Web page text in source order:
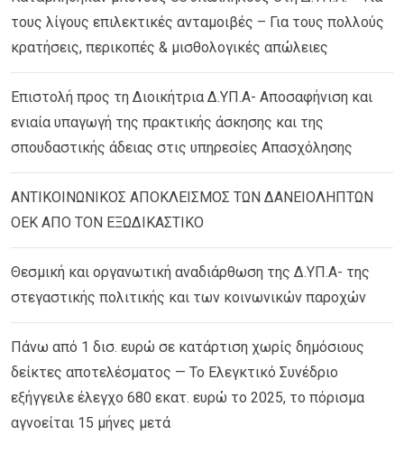
τους λίγους επιλεκτικές ανταμοιβές – Για τους πολλούς
κρατήσεις, περικοπές & μισθολογικές απώλειες
Επιστολή προς τη Διοικήτρια Δ.ΥΠ.Α- Αποσαφήνιση και
ενιαία υπαγωγή της πρακτικής άσκησης και της
σπουδαστικής άδειας στις υπηρεσίες Απασχόλησης
ΑΝΤΙΚΟΙΝΩΝΙΚΟΣ ΑΠΟΚΛΕΙΣΜΟΣ ΤΩΝ ΔΑΝΕΙΟΛΗΠΤΩΝ
ΟΕΚ ΑΠΟ ΤΟΝ ΕΞΩΔΙΚΑΣΤΙΚΟ
Θεσμική και οργανωτική αναδιάρθωση της Δ.ΥΠ.Α- της
στεγαστικής πολιτικής και των κοινωνικών παροχών
Πάνω από 1 δισ. ευρώ σε κατάρτιση χωρίς δημόσιους
δείκτες αποτελέσματος — Το Ελεγκτικό Συνέδριο
εξήγγειλε έλεγχο 680 εκατ. ευρώ το 2025, το πόρισμα
αγνοείται 15 μήνες μετά